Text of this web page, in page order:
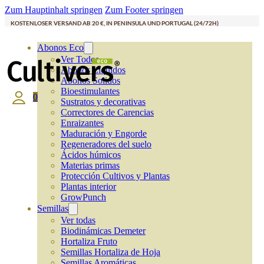
Zum Hauptinhalt springen Zum Footer springen
KOSTENLOSER VERSAND AB 20 €, IN PENINSULA UND PORTUGAL (24/72H)
Abonos Eco
Ver Todos
Abonos Líquidos
Abonos Solidos
Bioestimulantes
Sustratos y decorativas
Correctores de Carencias
Enraizantes
Maduración y Engorde
Regeneradores del suelo
Ácidos húmicos
Materias primas
Protección Cultivos y Plantas
Plantas interior
GrowPunch
Semillas
Ver todas
Biodinámicas Demeter
Hortaliza Fruto
Semillas Hortaliza de Hoja
0